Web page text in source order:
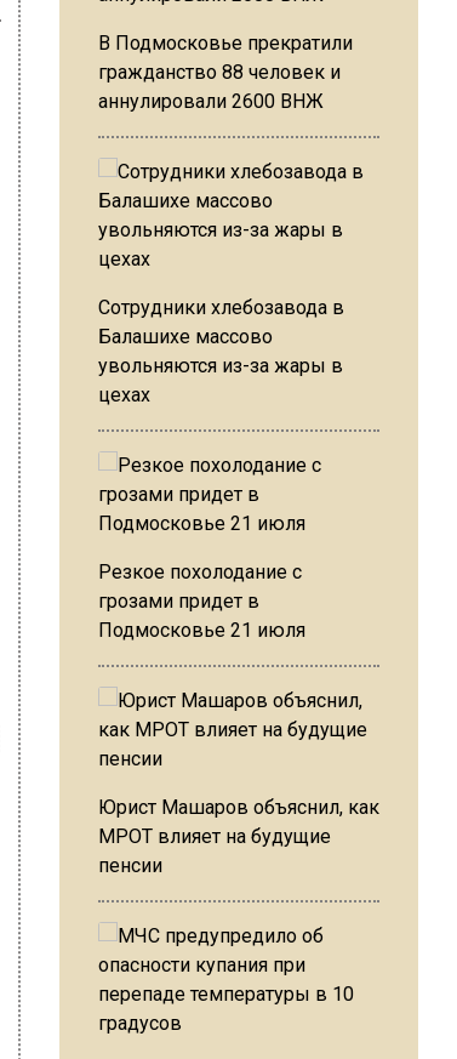
В Подмосковье прекратили
гражданство 88 человек и
аннулировали 2600 ВНЖ
Сотрудники хлебозавода в
Балашихе массово
увольняются из-за жары в
цехах
Резкое похолодание с
грозами придет в
Подмосковье 21 июля
Юрист Машаров объяснил, как
МРОТ влияет на будущие
пенсии